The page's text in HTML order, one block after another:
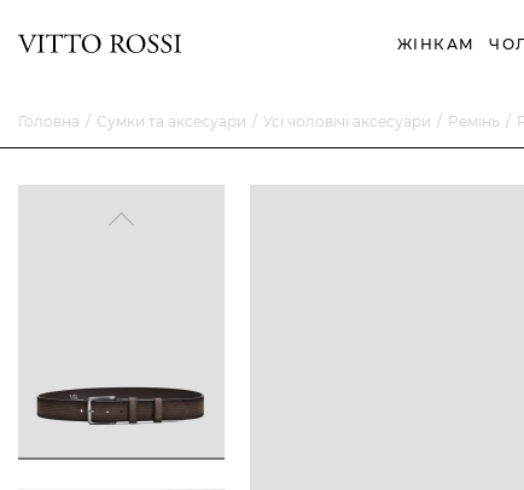
ЖІНКАМ
Головна Сумки та аксесуари Усі чоловічі аксесуари Ремінь